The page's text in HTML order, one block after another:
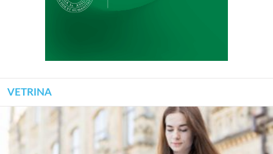
VETRINA